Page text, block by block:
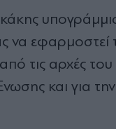
να
τις αρχές του
και για